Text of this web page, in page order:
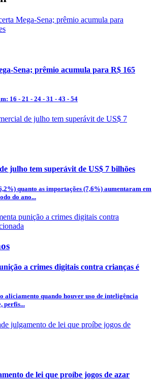
Sena; prêmio acumula para R$ 165
16 - 21 - 24 - 31 - 43 - 54
julho tem superávit de US$ 7 bilhões
quanto as importações (7,6%) aumentaram em
do ano...
a crimes digitais contra crianças é
aliciamento quando houver uso de inteligência
perfis...
de lei que proíbe jogos de azar